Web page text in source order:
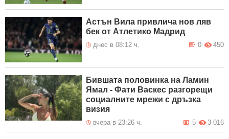
Астън Вила привлича нов ляв
бек от Атлетико Мадрид
днес в 08:12 ч. 450
0
Бившата половинка на Ламин
Ямал - Фати Васкес разгорещи
социалните мрежи с дръзка
визия
вчера в 23:26 ч. 3 016
5